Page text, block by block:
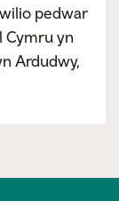
pedwar
Cymru yn
Ardudwy,